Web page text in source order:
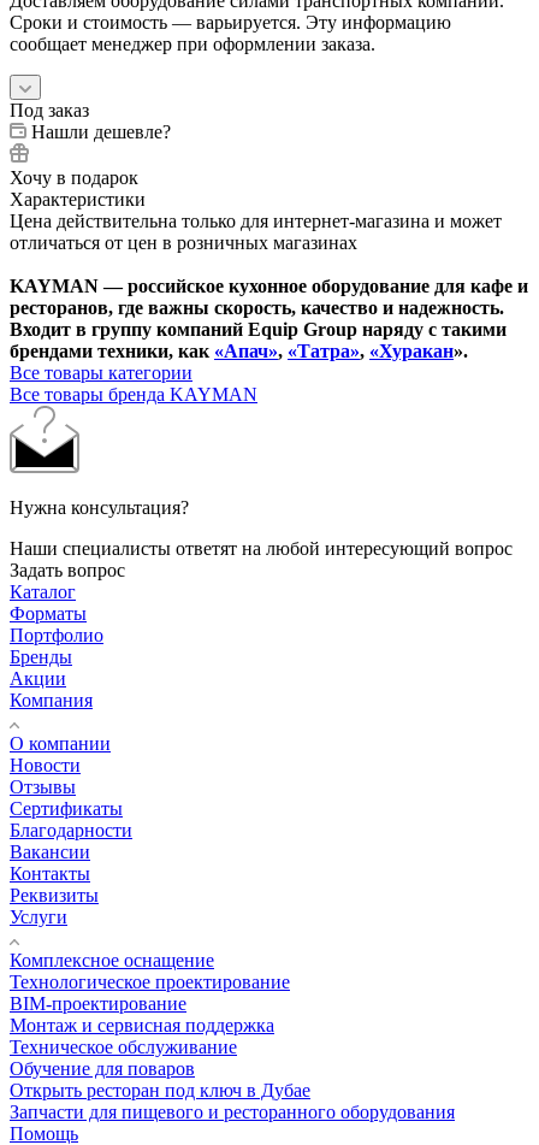
Сроки и стоимость — варьируется. Эту информацию
сообщает менеджер при оформлении заказа.
Под заказ
Нашли дешевле?
Хочу в подарок
Характеристики
Цена действительна только для интернет-магазина и может
отличаться от цен в розничных магазинах
KAYMAN — российское кухонное оборудование для кафе и
ресторанов, где важны скорость, качество и надежность.
Входит в группу компаний Equip Group наряду с такими
брендами техники, как «Апач», «Татра», «Хуракан».
Все товары категории
Все товары бренда KAYMAN
Нужна консультация?
Наши специалисты ответят на любой интересующий вопрос
Задать вопрос
Каталог
Форматы
Портфолио
Бренды
Акции
Компания
О компании
Новости
Отзывы
Сертификаты
Благодарности
Вакансии
Контакты
Реквизиты
Услуги
Комплексное оснащение
Технологическое проектирование
BIM-проектирование
Монтаж и сервисная поддержка
Техническое обслуживание
Обучение для поваров
Открыть ресторан под ключ в Дубае
Запчасти для пищевого и ресторанного оборудования
Помощь